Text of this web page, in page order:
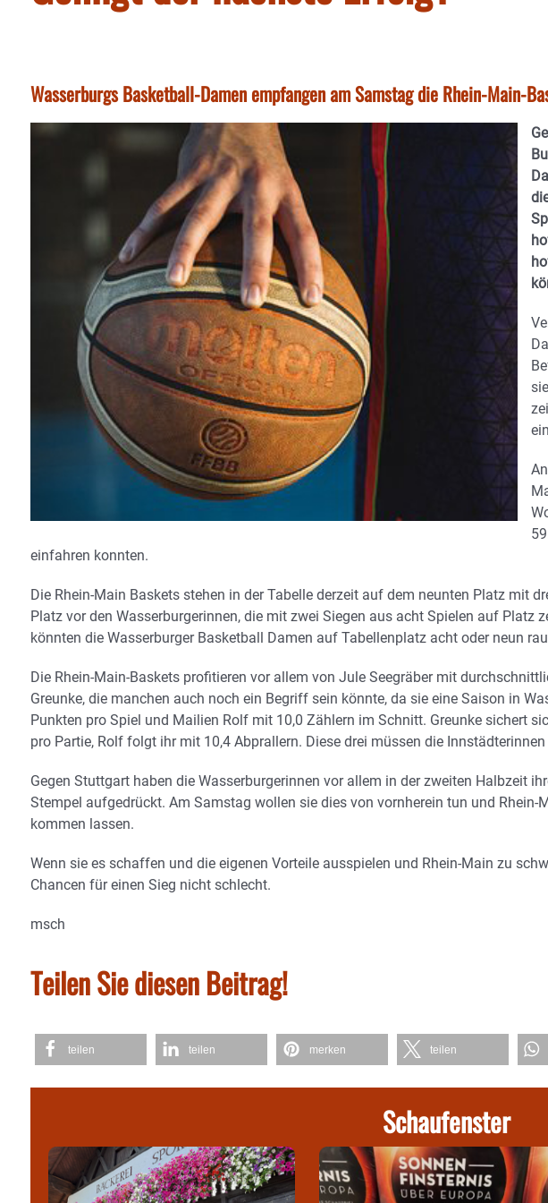
Wasserburgs Basketball-Damen empfangen am Samstag die Rhein-Main-
einfahren konnten.
Die Rhein-Main Baskets stehen in der Tabelle derzeit auf dem neunten Platz mit
Platz vor den Wasserburgerinnen, die mit zwei Siegen aus acht Spielen auf Platz
könnten die Wasserburger Basketball Damen auf Tabellenplatz acht oder neun
Die Rhein-Main-Baskets profitieren vor allem von Jule Seegräber mit
Greunke, die manchen auch noch ein Begriff sein könnte, da sie eine Saison in
Punkten pro Spiel und Mailien Rolf mit 10,0 Zählern im Schnitt. Greunke sichert
pro Partie, Rolf folgt ihr mit 10,4 Abprallern. Diese drei müssen die
Gegen Stuttgart haben die Wasserburgerinnen vor allem in der zweiten Halbzeit
Stempel aufgedrückt. Am Samstag wollen sie dies von vornherein tun und Rhein-
kommen lassen.
Wenn sie es schaffen und die eigenen Vorteile ausspielen und Rhein-Main zu
Chancen für einen Sieg nicht schlecht.
msch
Teilen Sie diesen Beitrag!
teilen teilen merken teilen
Schaufenster